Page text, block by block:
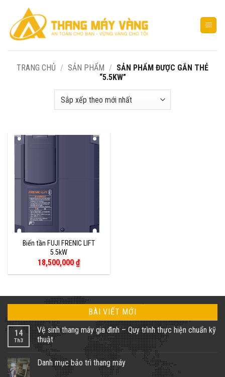
dung
TRANG CHỦ / SẢN PHẨM / SẢN PHẨM ĐƯỢC GẮN THẺ
“5.5KW”
Biến tần FUJI FRENIC LIFT
5.5kW
18,500,000₫
BÀI VIẾT MỚI
14
Th3
Vệ sinh thang máy gia đình – Quy trình thực hiện chuẩn kỹ
thuật
Không
bình
Danh mục bảo trì thang máy